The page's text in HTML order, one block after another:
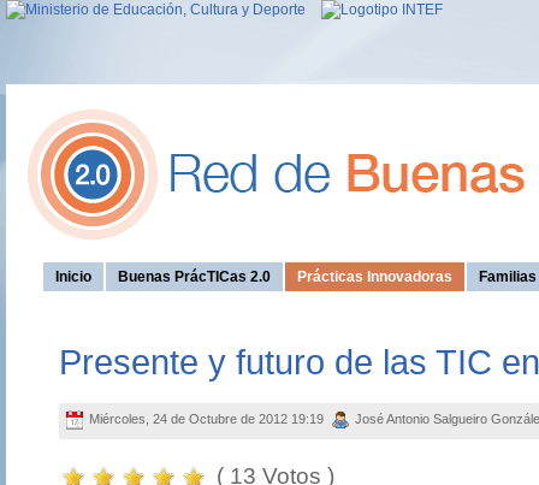
Inicio Buenas PrácTICas 2.0 Prácticas Innovadoras
Presente y futuro de las TIC
Miércoles, 24 de Octubre de 2012 19:19 José Antonio Salgueiro
( 13 Votos )